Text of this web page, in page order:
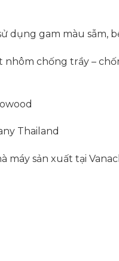
dụng gam màu sẫm,
chống trầy –
Thailand
máy sản xuất tại